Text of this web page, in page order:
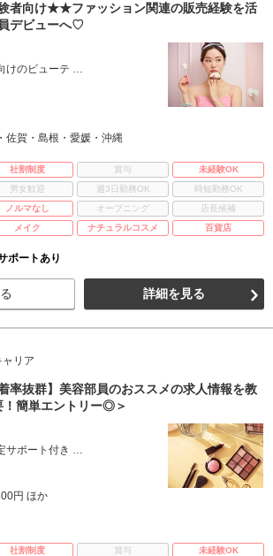
者向け★★ファッション関連の販売経験を活
デビューへ♡
けのビューテ …
佐賀・島根・愛媛・沖縄
社割制度 賞与
未経験OK
男女歓迎 週3日勤務OK
時短勤務OK
ノルマなし オープニング
店長候補
メイク ナチュラルコスメ 百貨店
ポートあり
詳細を見る
リア
率抜群】美容部員のおススメの求人情報を教
！簡単エントリー◎＞
サポート付き …
円 ほか
社割制度 賞与
未経験OK